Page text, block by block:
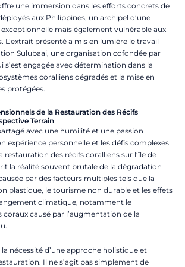
une immersion dans les efforts concrets de
aux Philippines, un archipel d’une
mais également vulnérable aux
L’extrait présenté a mis en lumière le travail
Sulubaai, une organisation cofondée par
s’est engagée avec détermination dans la
coralliens dégradés et la mise en
protégées.
de la Restauration des Récifs
Terrain
avec une humilité et une passion
expérience personnelle et les défis complexes
restauration des récifs coralliens sur l’île de
la réalité souvent brutale de la dégradation
par des facteurs multiples tels que la
plastique, le tourisme non durable et les effets
climatique, notamment le
coraux causé par l’augmentation de la
nécessité d’une approche holistique et
Il ne s’agit pas simplement de